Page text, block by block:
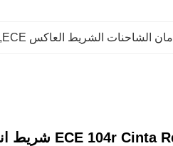
أمان الشاحنات الشريط العاكس ECE ,